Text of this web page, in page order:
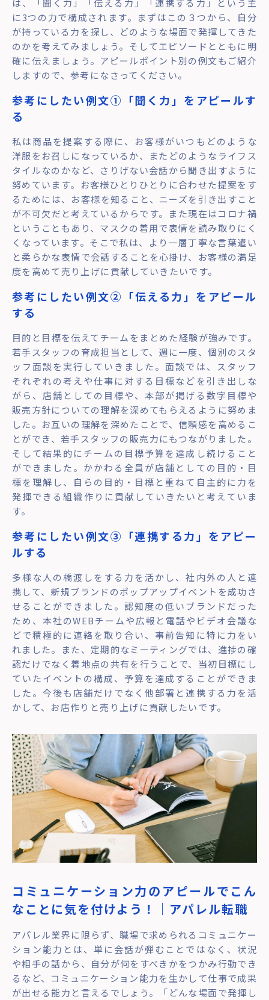
は、「聞く力」「伝える力」「連携する力」という主
に3つの力で構成されます。まずはこの３つから、自分
が持っている力を探し、どのような場面で発揮してきた
のかを考えてみましょう。そしてエピソードとともに明
確に伝えましょう。アピールポイント別の例文もご紹介
しますので、参考になさってください。
参考にしたい例文①「聞く力」をアピールす
る
私は商品を提案する際に、お客様がいつもどのような
洋服をお召しになっているか、またどのようなライフス
タイルなのかなど、さりげない会話から聞き出すように
努めています。お客様ひとりひとりに合わせた提案をす
るためには、お客様を知ること、ニーズを引き出すこと
が不可欠だと考えているからです。また現在はコロナ禍
ということもあり、マスクの着用で表情を読み取りにく
くなっています。そこで私は、より一層丁寧な言葉遣い
と柔らかな表情で会話することを心掛け、お客様の満足
度を高めて売り上げに貢献していきたいです。
参考にしたい例文②「伝える力」をアピール
する
目的と目標を伝えてチームをまとめた経験が強みです。
若手スタッフの育成担当として、週に一度、個別のスタ
ッフ面談を実行していきました。面談では、スタッフ
それぞれの考えや仕事に対する目標などを引き出しな
がら、店舗としての目標や、本部が掲げる数字目標や
販売方針についての理解を深めてもらえるように努めま
した。お互いの理解を深めたことで、信頼感を高めるこ
とができ、若手スタッフの販売力にもつながりました。
そして結果的にチームの目標予算を達成し続けること
ができました。かかわる全員が店舗としての目的・目
標を理解し、自らの目的・目標と重ねて自主的に力を
発揮できる組織作りに貢献していきたいと考えていま
す。
参考にしたい例文③「連携する力」をアピー
ルする
多様な人の橋渡しをする力を活かし、社内外の人と連
携して、新規ブランドのポップアップイベントを成功さ
せることができました。認知度の低いブランドだった
ため、本社のWEBチームや広報と電話やビデオ会議な
どで積極的に連絡を取り合い、事前告知に特に力をい
れました。また、定期的なミーティングでは、進捗の確
認だけでなく着地点の共有を行うことで、当初目標にし
ていたイベントの構成、予算を達成することができま
した。今後も店舗だけでなく他部署と連携する力を活
かして、お店作りと売り上げに貢献したいです。
コミュニケーション力のアピールでこん
なことに気を付けよう！｜アパレル転職
アパレル業界に限らず、職場で求められるコミュニケー
ション能力とは、単に会話が弾むことではなく、状況
や相手の話から、自分が何をすべきかをつかみ行動でき
るなど、コミュニケーション能力を生かして仕事で成果
が出せる能力と言えるでしょう。「どんな場面で発揮し